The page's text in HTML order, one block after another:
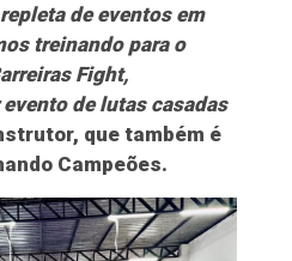
de eventos em
treinando para o
Fight,
de lutas casadas
que também é
Campeões.